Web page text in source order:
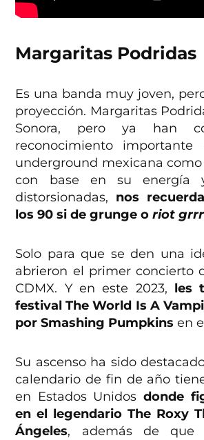
Margaritas Podridas
Es una banda muy joven,
proyección. Margaritas
Sonora, pero ya han
reconocimiento
underground mexicana
con base en su energía
distorsionadas, nos
los 90 si de grunge oriot
Solo para que se den una
abrieron el primer concierto
CDMX. Y en este 2023, les
festival The World Is A
por Smashing Pumpkins en
Su ascenso ha sido
calendario de fin de año
en Estados Unidos donde
en el legendario The Roxy
Ángeles, además de que